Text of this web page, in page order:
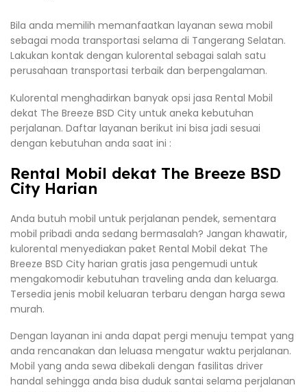
Bila anda memilih memanfaatkan layanan sewa mobil
sebagai moda transportasi selama di Tangerang Selatan.
Lakukan kontak dengan kulorental sebagai salah satu
perusahaan transportasi terbaik dan berpengalaman.
Kulorental menghadirkan banyak opsi jasa Rental Mobil
dekat The Breeze BSD City untuk aneka kebutuhan
perjalanan. Daftar layanan berikut ini bisa jadi sesuai
dengan kebutuhan anda saat ini :
Rental Mobil dekat The Breeze BSD
City Harian
Anda butuh mobil untuk perjalanan pendek, sementara
mobil pribadi anda sedang bermasalah? Jangan khawatir,
kulorental menyediakan paket Rental Mobil dekat The
Breeze BSD City harian gratis jasa pengemudi untuk
mengakomodir kebutuhan traveling anda dan keluarga.
Tersedia jenis mobil keluaran terbaru dengan harga sewa
murah.
Dengan layanan ini anda dapat pergi menuju tempat yang
anda rencanakan dan leluasa mengatur waktu perjalanan.
Mobil yang anda sewa dibekali dengan fasilitas driver
handal sehingga anda bisa duduk santai selama perjalanan